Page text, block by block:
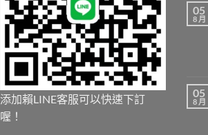
添加賴LINE客服可以快速下訂
喔！
05
8 月
05
8 月